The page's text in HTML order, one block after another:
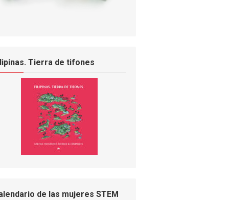
Tierra de tifones
de las mujeres STEM